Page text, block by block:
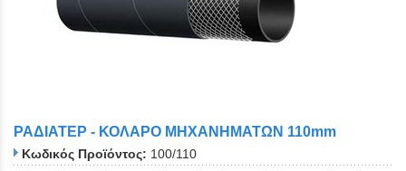
ΡΑΔΙΑΤΕΡ - ΚΟΛΑΡΟ ΜΗΧΑΝΗΜΑΤΩΝ 110mm
Κωδικός Προϊόντος: 100/110